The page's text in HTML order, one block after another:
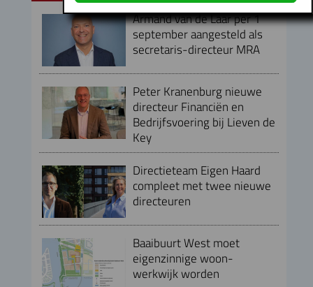
Armand van de Laar per 1
september aangesteld als
secretaris-directeur MRA
Peter Kranenburg nieuwe
directeur Financiën en
Bedrijfsvoering bij Lieven de
Key
Directieteam Eigen Haard
compleet met twee nieuwe
directeuren
Baaibuurt West moet
eigenzinnige woon-
werkwijk worden